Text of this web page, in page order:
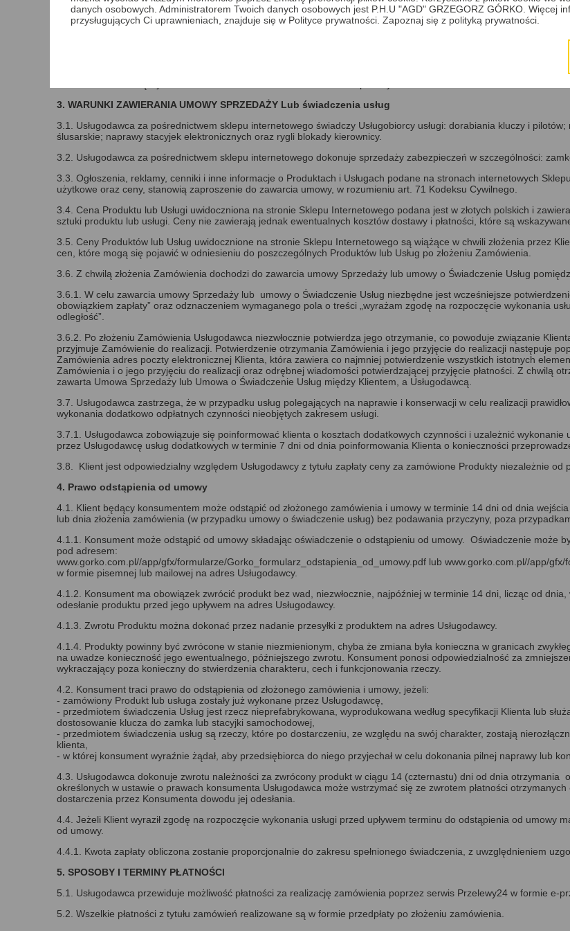
2.4. Klienci zobowiązani są do korzystania ze Sklepu Internetowego w sposób zgodny z niniejszym Regulaminem
3. WARUNKI ZAWIERANIA UMOWY SPRZEDAŻY Lub świadczenia usług
3.1. Usługodawca za pośrednictwem sklepu internetowego świadczy Usługobiorcy usługi: dorabiania kluczy i
ślusarskie; naprawy stacyjek elektronicznych oraz rygli blokady kierownicy.
3.2. Usługodawca za pośrednictwem sklepu internetowego dokonuje sprzedaży zabezpieczeń w szczególności:
3.3. Ogłoszenia, reklamy, cenniki i inne informacje o Produktach i Usługach podane na stronach internetowych
użytkowe oraz ceny, stanowią zaproszenie do zawarcia umowy, w rozumieniu art. 71 Kodeksu Cywilnego.
3.4. Cena Produktu lub Usługi uwidoczniona na stronie Sklepu Internetowego podana jest w złotych polskich i
sztuki produktu lub usługi. Ceny nie zawierają jednak ewentualnych kosztów dostawy i płatności, które są
3.5. Ceny Produktów lub Usług uwidocznione na stronie Sklepu Internetowego są wiążące w chwili złożenia przez
cen, które mogą się pojawić w odniesieniu do poszczególnych Produktów lub Usług po złożeniu Zamówienia.
3.6. Z chwilą złożenia Zamówienia dochodzi do zawarcia umowy Sprzedaży lub umowy o Świadczenie Usług
3.6.1. W celu zawarcia umowy Sprzedaży lub umowy o Świadczenie Usług niezbędne jest wcześniejsze
obowiązkiem zapłaty” oraz odznaczeniem wymaganego pola o treści „wyrażam zgodę na rozpoczęcie wykonania
odległość”.
3.6.2. Po złożeniu Zamówienia Usługodawca niezwłocznie potwierdza jego otrzymanie, co powoduje związanie
przyjmuje Zamówienie do realizacji. Potwierdzenie otrzymania Zamówienia i jego przyjęcie do realizacji następuje
Zamówienia adres poczty elektronicznej Klienta, która zawiera co najmniej potwierdzenie wszystkich istotnych
Zamówienia i o jego przyjęciu do realizacji oraz odrębnej wiadomości potwierdzającej przyjęcie płatności. Z chwilą
zawarta Umowa Sprzedaży lub Umowa o Świadczenie Usług między Klientem, a Usługodawcą.
3.7. Usługodawca zastrzega, że w przypadku usług polegających na naprawie i konserwacji w celu realizacji
wykonania dodatkowo odpłatnych czynności nieobjętych zakresem usługi.
3.7.1. Usługodawca zobowiązuje się poinformować klienta o kosztach dodatkowych czynności i uzależnić
przez Usługodawcę usług dodatkowych w terminie 7 dni od dnia poinformowania Klienta o konieczności
3.8. Klient jest odpowiedzialny względem Usługodawcy z tytułu zapłaty ceny za zamówione Produkty niezależnie od
4. Prawo odstąpienia od umowy
4.1. Klient będący konsumentem może odstąpić od złożonego zamówienia i umowy w terminie 14 dni od dnia
lub dnia złożenia zamówienia (w przypadku umowy o świadczenie usług) bez podawania przyczyny, poza
4.1.1. Konsument może odstąpić od umowy składając oświadczenie o odstąpieniu od umowy. Oświadczenie może
pod adresem:
www.gorko.com.pl//app/gfx/formularze/Gorko_formularz_odstapienia_od_umowy.pdf lub www.gorko.com.pl//app/
w formie pisemnej lub mailowej na adres Usługodawcy.
4.1.2. Konsument ma obowiązek zwrócić produkt bez wad, niezwłocznie, najpóźniej w terminie 14 dni, licząc od
odesłanie produktu przed jego upływem na adres Usługodawcy.
4.1.3. Zwrotu Produktu można dokonać przez nadanie przesyłki z produktem na adres Usługodawcy.
4.1.4. Produkty powinny być zwrócone w stanie niezmienionym, chyba że zmiana była konieczna w granicach
na uwadze konieczność jego ewentualnego, późniejszego zwrotu. Konsument ponosi odpowiedzialność za
wykraczający poza konieczny do stwierdzenia charakteru, cech i funkcjonowania rzeczy.
4.2. Konsument traci prawo do odstąpienia od złożonego zamówienia i umowy, jeżeli:
- zamówiony Produkt lub usługa zostały już wykonane przez Usługodawcę,
- przedmiotem świadczenia Usług jest rzecz nieprefabrykowana, wyprodukowana według specyfikacji Klienta lub
dostosowanie klucza do zamka lub stacyjki samochodowej,
- przedmiotem świadczenia usług są rzeczy, które po dostarczeniu, ze względu na swój charakter, zostają
klienta,
- w której konsument wyraźnie żądał, aby przedsiębiorca do niego przyjechał w celu dokonania pilnej naprawy lub
4.3. Usługodawca dokonuje zwrotu należności za zwrócony produkt w ciągu 14 (czternastu) dni od dnia
określonych w ustawie o prawach konsumenta Usługodawca może wstrzymać się ze zwrotem płatności
dostarczenia przez Konsumenta dowodu jej odesłania.
4.4. Jeżeli Klient wyraził zgodę na rozpoczęcie wykonania usługi przed upływem terminu do odstąpienia od umowy
od umowy.
4.4.1. Kwota zapłaty obliczona zostanie proporcjonalnie do zakresu spełnionego świadczenia, z uwzględnieniem
5. SPOSOBY I TERMINY PŁATNOŚCI
5.1. Usługodawca przewiduje możliwość płatności za realizację zamówienia poprzez serwis Przelewy24 w formie e-
5.2. Wszelkie płatności z tytułu zamówień realizowane są w formie przedpłaty po złożeniu zamówienia.
danych osobowych. Administratorem Twoich danych osobowych jest P.H.U "AGD" GRZEGORZ GÓRKO. Więcej
przysługujących Ci uprawnieniach, znajduje się w Polityce prywatności. Zapoznaj się z polityką prywatności.